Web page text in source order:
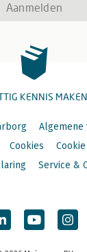
Aanmelden
KENNIS MAKEN
Algemene
Cookies
Service &